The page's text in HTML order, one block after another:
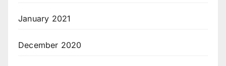
January 2021
December 2020